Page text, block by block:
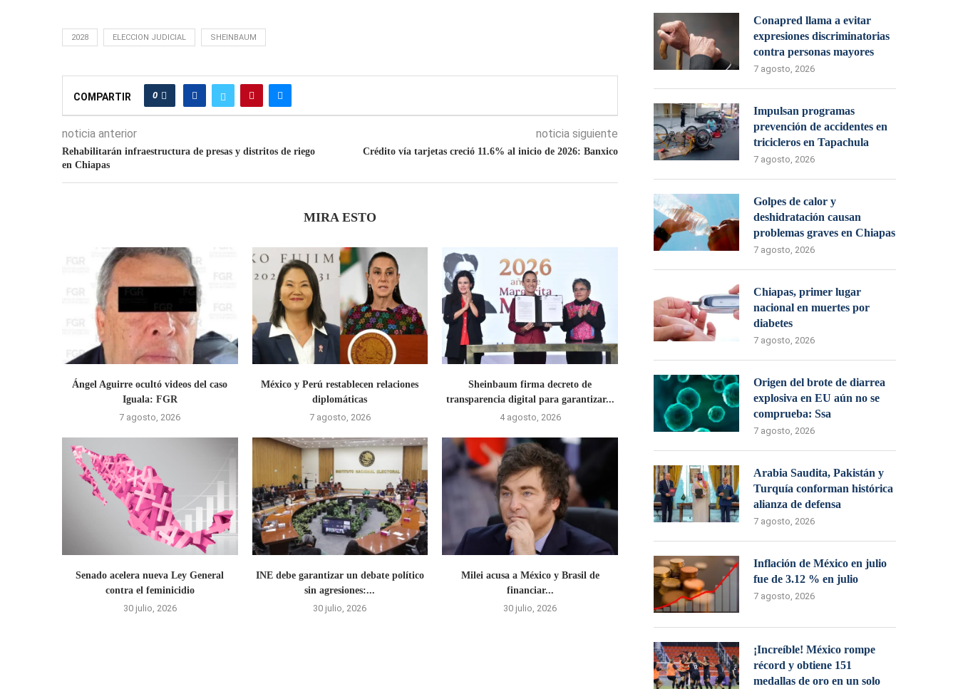
2028 ELECCION JUDICIAL SHEINBAUM
COMPARTIR 0
noticia anterior
Rehabilitarán infraestructura de presas y distritos de riego
en Chiapas
noticia siguiente
Crédito vía tarjetas creció 11.6% al inicio de 2026: Banxico
MIRA ESTO
Ángel Aguirre ocultó videos del caso
Iguala: FGR
7 agosto, 2026
México y Perú restablecen relaciones
diplomáticas
7 agosto, 2026
Sheinbaum firma decreto de
transparencia digital para garantizar...
4 agosto, 2026
Senado acelera nueva Ley General
contra el feminicidio
30 julio, 2026
INE debe garantizar un debate político
sin agresiones:...
30 julio, 2026
Milei acusa a México y Brasil de
financiar...
30 julio, 2026
Conapred llama a evitar
expresiones discriminatorias
contra personas mayores
7 agosto, 2026
Impulsan programas
prevención de accidentes en
tricicleros en Tapachula
7 agosto, 2026
Golpes de calor y
deshidratación causan
problemas graves en Chiapas
7 agosto, 2026
Chiapas, primer lugar
nacional en muertes por
diabetes
7 agosto, 2026
Origen del brote de diarrea
explosiva en EU aún no se
comprueba: Ssa
7 agosto, 2026
Arabia Saudita, Pakistán y
Turquía conforman histórica
alianza de defensa
7 agosto, 2026
Inflación de México en julio
fue de 3.12 % en julio
7 agosto, 2026
¡Increíble! México rompe
récord y obtiene 151
medallas de oro en un solo